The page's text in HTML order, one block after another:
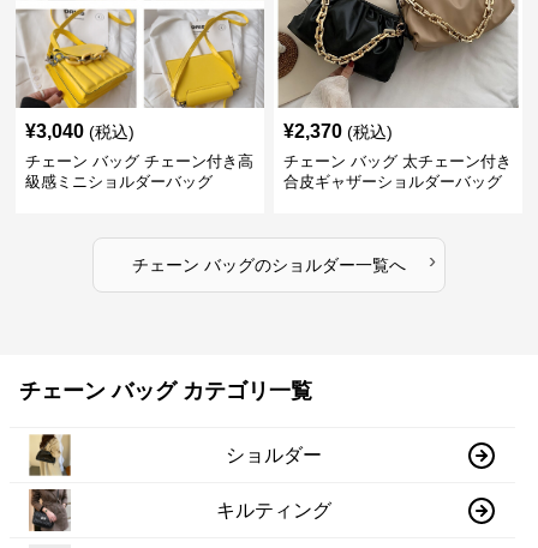
¥3,040 (税込)
チェーン バッグ チェーン付き高
級感ミニショルダーバッグ
¥2,370 (税込)
チェーン バッグ 太チェーン付き
合皮ギャザーショルダーバッグ
チェーン バッグのショルダー一覧へ ›
チェーン バッグ カテゴリ一覧
ショルダー
キルティング